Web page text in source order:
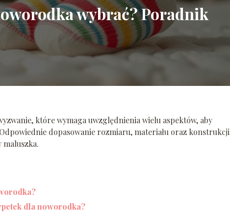
wybrać? Poradnik
które wymaga uwzględnienia wielu aspektów, aby
dopasowanie rozmiaru, materiału oraz konstrukcji
dla noworodka?